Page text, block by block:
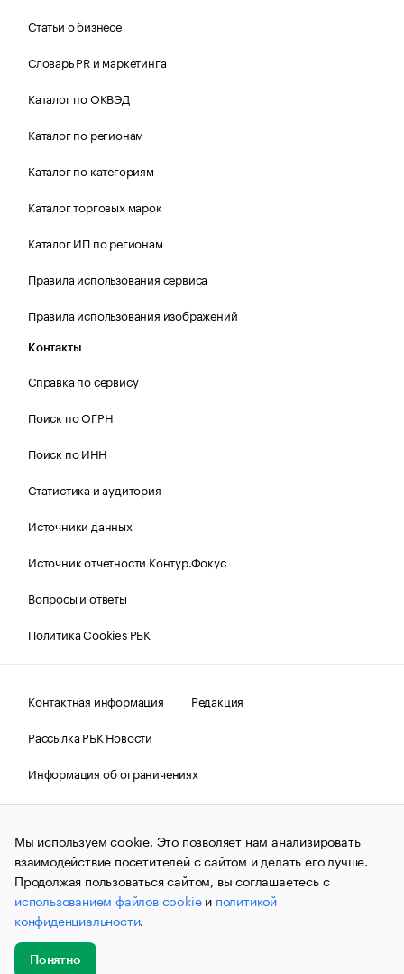
Статьи о бизнесе
Словарь PR и маркетинга
Каталог по ОКВЭД
Каталог по регионам
Каталог по категориям
Каталог торговых марок
Каталог ИП по регионам
Правила использования сервиса
Правила использования изображений
Контакты
Справка по сервису
Поиск по ОГРН
Поиск по ИНН
Статистика и аудитория
Источники данных
Источник отчетности Контур.Фокус
Вопросы и ответы
Политика Cookies РБК
Контактная информация
Редакция
Рассылка РБК Новости
Информация об ограничениях
Правовая информация
О соблюдении авторских прав
© АО «РОСБИЗНЕСКОНСАЛТИНГ»,1995–2026.Сообщения
и материалы информационного агентства «РБК»
(зарегистрировано Федеральной службой по надзору в сфере
связи, информационных технологий и массовых
коммуникаций (Роскомнадзор) 09.12.2015 за номером ИА
№ФС77-63848) сопровождаются пометкой «РБК». Отдельные
публикации могут содержать информацию,
не предназначенную для пользователей
до 18 лет.
Мы используем cookie. Это позволяет нам анализировать
взаимодействие посетителей с сайтом и делать его лучше.
Продолжая пользоваться сайтом, вы соглашаетесь с
использованием файлов cookieи политикой
конфиденциальности.
Понятно